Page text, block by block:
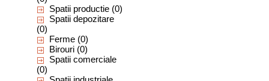
Spatii productie (0)
Spatii depozitare
(0)
Ferme (0)
Birouri (0)
Spatii comerciale
(0)